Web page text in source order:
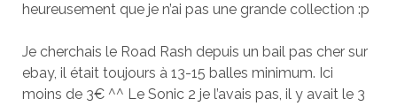
heureusement que je n’ai pas une grande collection :p
Je cherchais le Road Rash depuis un bail pas cher sur
ebay, il était toujours à 13-15 balles minimum. Ici
moins de 3€ ^^ Le Sonic 2 je l’avais pas, il y avait le 3